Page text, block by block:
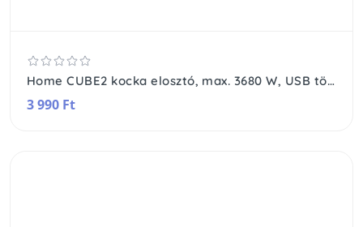
Home CUBE2 kocka elosztó, max. 3680 W, USB töltő, 3 aljzat gyermekvédelemmel, 1,5 m hosszú vezeték
3 990 Ft